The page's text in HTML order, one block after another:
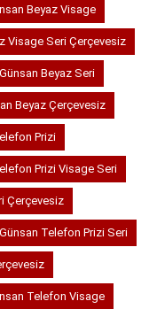
Beyaz Visage
Visage Seri Çerçevesiz
Günsan Beyaz Seri
Beyaz Çerçevesiz
Prizi
Prizi Visage Seri
Çerçevesiz
Günsan Telefon Prizi Seri
Telefon Visage